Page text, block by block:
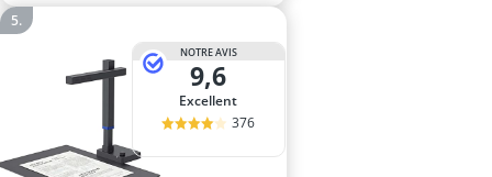
NOTRE AVIS
9,6
Excellent
376